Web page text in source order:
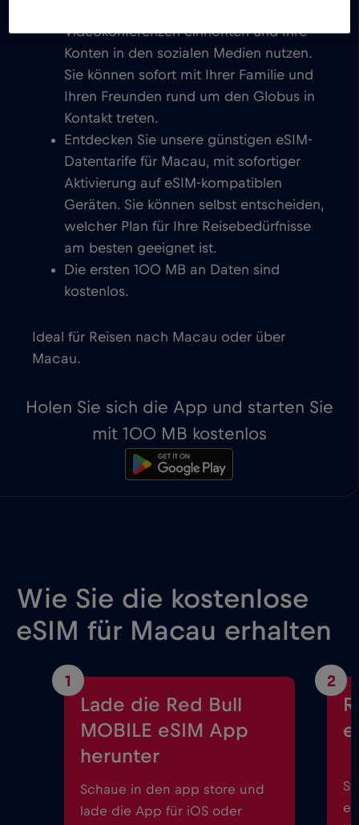
Videokonferenzen einrichten und Ihre
Konten in den sozialen Medien nutzen.
Sie können sofort mit Ihrer Familie und
Ihren Freunden rund um den Globus in
Kontakt treten.
Entdecken Sie unsere günstigen eSIM-
Datentarife für Macau, mit sofortiger
Aktivierung auf eSIM-kompatiblen
Geräten. Sie können selbst entscheiden,
welcher Plan für Ihre Reisebedürfnisse
am besten geeignet ist.
Die ersten 100 MB an Daten sind
kostenlos.
Ideal für Reisen nach Macau oder über
Macau.
Holen Sie sich die App und starten Sie
mit 100 MB kostenlos
Wie Sie die kostenlose
eSIM für Macau erhalten
1
Lade die Red Bull
MOBILE eSIM App
herunter
Schaue in den app store und
lade die App für iOS oder
2